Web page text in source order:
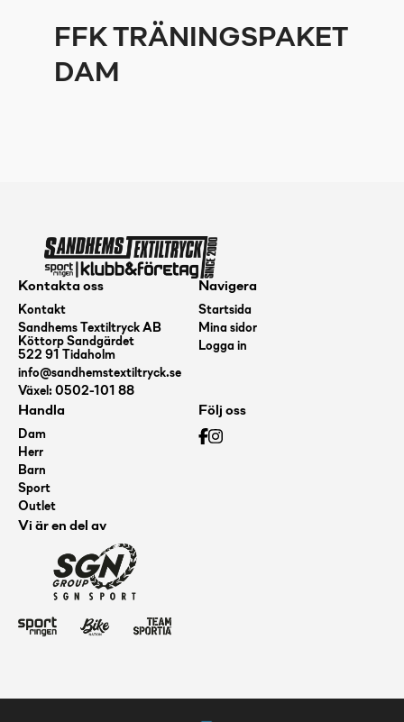
FFK TRÄNINGSPAKET
DAM
Kontakta oss
Kontakt
Sandhems Textiltryck AB
Köttorp Sandgärdet
522 91 Tidaholm
info@sandhemstextiltryck.se
Växel: 0502-101 88
Navigera
Startsida
Mina sidor
Logga in
Handla
Dam
Herr
Barn
Sport
Outlet
Följ oss
Vi är en del av